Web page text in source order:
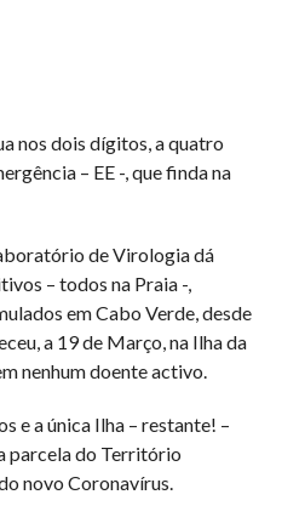
nos dois dígitos, a quatro
– EE -, que finda na
de Virologia dá
– todos na Praia -,
em Cabo Verde, desde
a 19 de Março, na Ilha da
nenhum doente activo.
e a única Ilha – restante! –
parcela do Território
novo Coronavírus.